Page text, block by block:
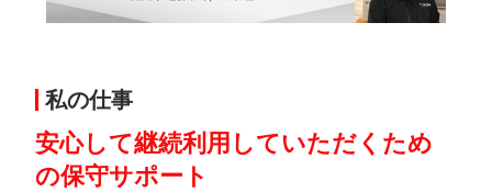
私の仕事
安心して継続利用していただくため
の保守サポート